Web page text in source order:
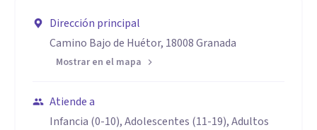
Dirección principal
Camino Bajo de Huétor, 18008 Granada
Mostrar en el mapa
Atiende a
Infancia (0-10), Adolescentes (11-19), Adultos